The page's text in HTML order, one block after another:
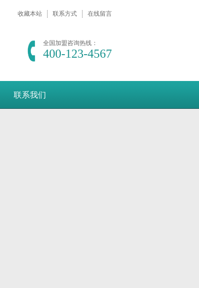
收藏本站 联系方式 在线留言
全国加盟咨询热线：
400-123-4567
联系我们